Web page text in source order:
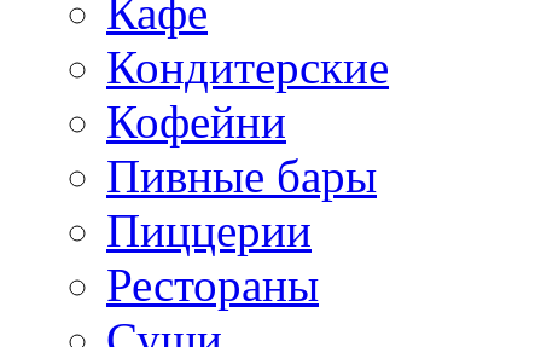
Кафе
Кондитерские
Кофейни
Пивные бары
Пиццерии
Рестораны